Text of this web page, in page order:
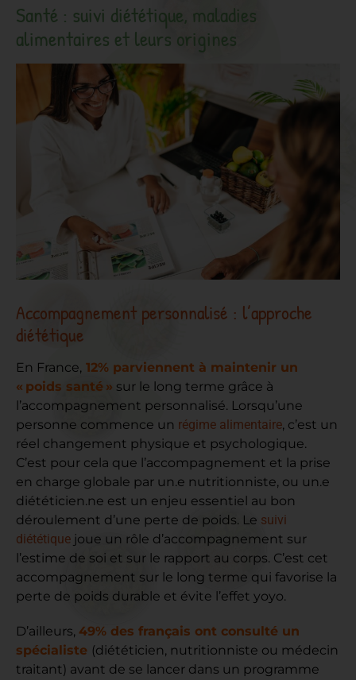
Santé : suivi diététique, maladies
alimentaires et leurs origines
Accompagnement personnalisé : l’approche
diététique
En France, 12% parviennent à maintenir un
« poids santé » sur le long terme grâce à
l’accompagnement personnalisé. Lorsqu’une
personne commence un régime alimentaire, c’est un
réel changement physique et psychologique.
C’est pour cela que l’accompagnement et la prise
en charge globale par un.e nutritionniste, ou un.e
diététicien.ne est un enjeu essentiel au bon
déroulement d’une perte de poids. Le suivi
diététique joue un rôle d’accompagnement sur
l’estime de soi et sur le rapport au corps. C’est cet
accompagnement sur le long terme qui favorise la
perte de poids durable et évite l’effet yoyo.
D’ailleurs, 49% des français ont consulté un
spécialiste (diététicien, nutritionniste ou médecin
traitant) avant de se lancer dans un programme